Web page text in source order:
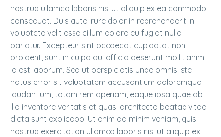
nostrud ullamco laboris nisi ut aliquip ex ea commodo
consequat. Duis aute irure dolor in reprehenderit in
voluptate velit esse cillum dolore eu fugiat nulla
pariatur. Excepteur sint occaecat cupidatat non
proident, sunt in culpa qui officia deserunt mollit anim
id est laborum. Sed ut perspiciatis unde omnis iste
natus error sit voluptatem accusantium doloremque
laudantium, totam rem aperiam, eaque ipsa quae ab
illo inventore veritatis et quasi architecto beatae vitae
dicta sunt explicabo. Ut enim ad minim veniam, quis
nostrud exercitation ullamco laboris nisi ut aliquip ex